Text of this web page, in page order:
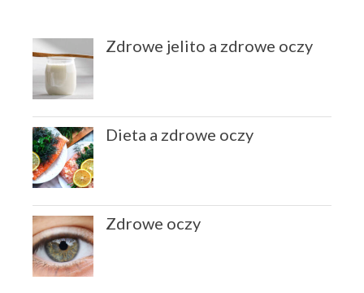
Zdrowe jelito a zdrowe oczy
Dieta a zdrowe oczy
Zdrowe oczy